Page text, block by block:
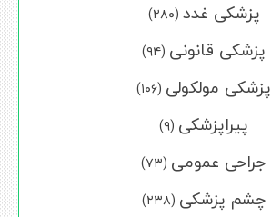
پزشکی غدد (۲۸۰)
پزشکی قانونی (۹۴)
پزشکی مولکولی (۱۰۶)
پیراپزشکی (۹)
جراحی عمومی (۷۳)
چشم پزشکی (۲۳۸)